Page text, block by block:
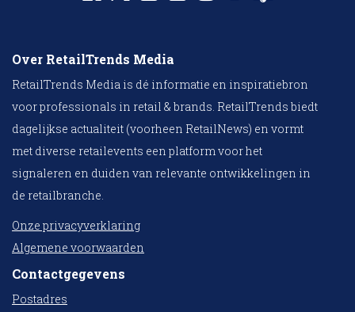
Over RetailTrends Media
RetailTrends Media is dé informatie en inspiratiebron
voor professionals in retail & brands. RetailTrends biedt
dagelijkse actualiteit (voorheen RetailNews) en vormt
met diverse retailevents een platform voor het
signaleren en duiden van relevante ontwikkelingen in
de retailbranche.
Onze privacyverklaring
Algemene voorwaarden
Contactgegevens
Postadres